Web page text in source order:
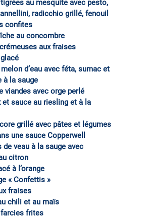
au mesquite avec pesto,
radicchio grillé, fenouil
confites
au concombre
aux fraises
d’eau avec féta, sumac et
à la sauge
viandes avec orge perlé
et sauce au riesling et à la
grillé avec pâtes et légumes
une sauce Copperwell
de veau à la sauge avec
citron
à l’orange
« Confettis »
fraises
chili et au maïs
frites